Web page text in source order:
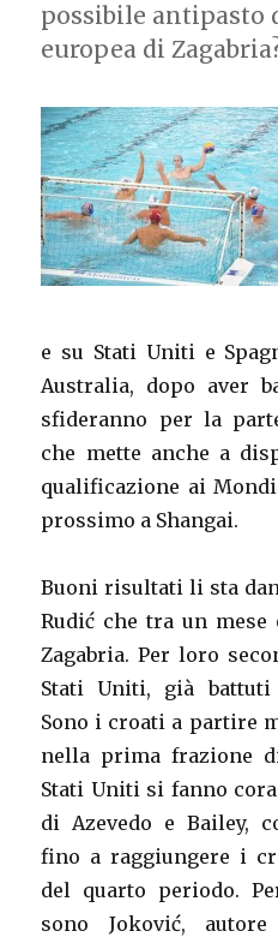
possibile antipasto
europea di
e su Stati Uniti e
Australia, dopo aver
sfideranno per la
che mette anche a
qualificazione ai
prossimo a Shangai.
Buoni risultati li sta
Rudić che tra un
Zagabria. Per loro
Stati Uniti, già
Sono i croati a partire
nella prima frazione
Stati Uniti si fanno
di Azevedo e Bailey,
fino a raggiungere i
del quarto periodo.
sono Joković,